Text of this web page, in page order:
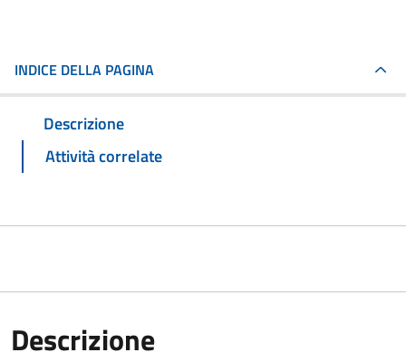
INDICE DELLA PAGINA
Descrizione
Attività correlate
Descrizione